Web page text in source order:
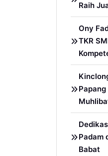
Raih
Ony
TKR
Padam
Babat